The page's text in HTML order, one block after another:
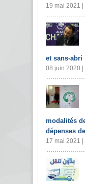
19 mai 2021 |
et sans-abri
08 juin 2020 |
modalités
dépenses
17 mai 2021 |